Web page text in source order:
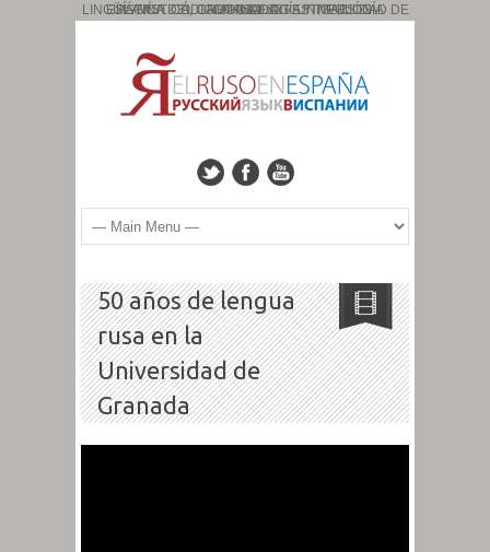
PÁGINA DEL GRUPO DE INVESTIGACIÓN: ESLAVÍSTICA, CAUCASOLOGÍA Y TIPOLOGÍA LINGÜÍSTICA. CÓDIGO: HUM: 827. UNIVERSIDAD DE GRANADA
50 años de lengua
rusa en la
Universidad de
Granada